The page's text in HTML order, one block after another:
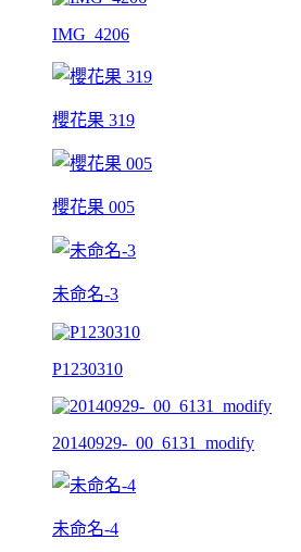
IMG_4206
櫻花果 319
櫻花果 005
未命名-3
P1230310
20140929-_00_6131_modify
未命名-4